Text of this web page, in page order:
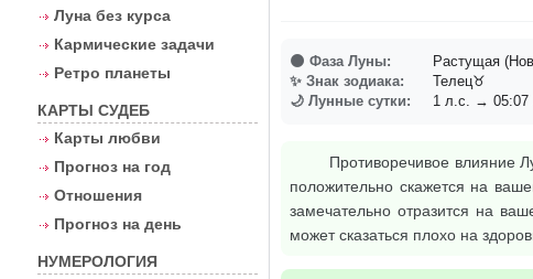
Луна без курса
Кармические задачи
Ретро планеты
КАРТЫ СУДЕБ
Карты любви
Прогноз на год
Отношения
Прогноз на день
НУМЕРОЛОГИЯ
🌑 Фаза Луны:
Растущая
✨ Знак зодиака:
Телец♉
🌙 Лунные сутки:
1 л.с. → 05:07
Противоречивое влияние
положительно скажется на
замечательно отразится на
может сказаться плохо на